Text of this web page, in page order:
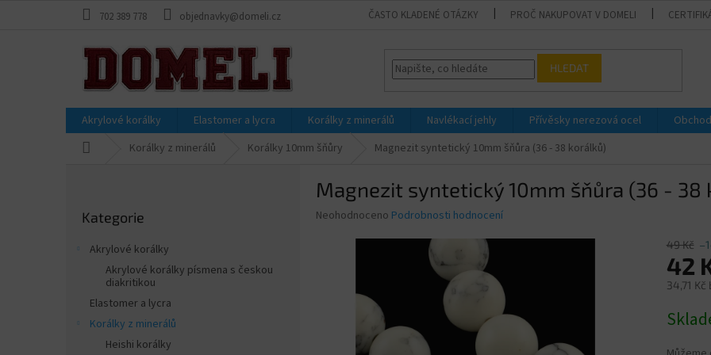
702 389 778 objednavky@domeli.cz ČASTO KLADENÉ OTÁZKY PROČ NAKUPOVAT V DOMELI
HLEDAT
Akrylové korálky Elastomer a lycra Korálky z minerálů Navlékací jehly Přívěsky nerezová ocel
Korálky z minerálů Korálky 10mm šňůry Magnezit syntetický 10mm šňůra (36 - 38 korálků)
kategorie
Kategorie
Akrylové korálky
Akrylové korálky písmena s českou
diakritikou
Elastomer a lycra
Korálky z minerálů
Heishi korálky
Magnezit syntetický 10mm šňůra (36 - 38
Průměrné
Neohodnoceno Podrobnosti hodnocení
49 Kč
42
34,71 Kč
cena: